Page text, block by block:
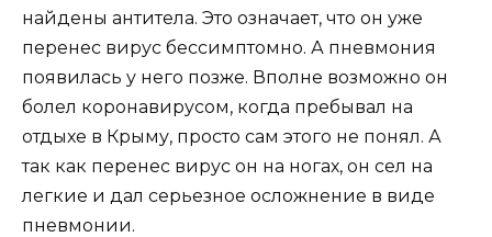
найдены антитела. Это означает, что он уже
перенес вирус бессимптомно. А пневмония
появилась у него позже. Вполне возможно он
болел коронавирусом, когда пребывал на
отдыхе в Крыму, просто сам этого не понял. А
так как перенес вирус он на ногах, он сел на
легкие и дал серьезное осложнение в виде
пневмонии.